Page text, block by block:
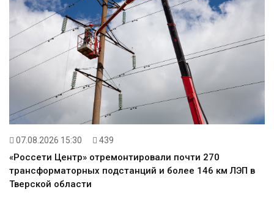
07.08.2026 15:30 439
«Россети Центр» отремонтировали почти 270
трансформаторных подстанций и более 146 км ЛЭП в
Тверской области